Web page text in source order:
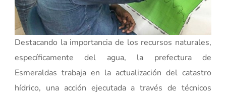
Destacando la importancia de los recursos naturales,
específicamente del agua, la prefectura de
Esmeraldas trabaja en la actualización del catastro
hídrico, una acción ejecutada a través de técnicos